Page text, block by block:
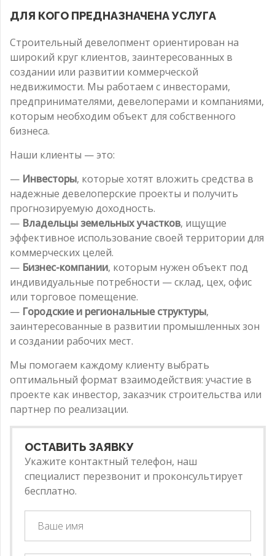
ДЛЯ КОГО ПРЕДНАЗНАЧЕНА УСЛУГА
Строительный девелопмент ориентирован на
широкий круг клиентов, заинтересованных в
создании или развитии коммерческой
недвижимости. Мы работаем с инвесторами,
предпринимателями, девелоперами и компаниями,
которым необходим объект для собственного
бизнеса.
Наши клиенты — это:
— Инвесторы, которые хотят вложить средства в
надежные девелоперские проекты и получить
прогнозируемую доходность.
— Владельцы земельных участков, ищущие
эффективное использование своей территории для
коммерческих целей.
— Бизнес-компании, которым нужен объект под
индивидуальные потребности — склад, цех, офис
или торговое помещение.
— Городские и региональные структуры,
заинтересованные в развитии промышленных зон
и создании рабочих мест.
Мы помогаем каждому клиенту выбрать
оптимальный формат взаимодействия: участие в
проекте как инвестор, заказчик строительства или
партнер по реализации.
ОСТАВИТЬ ЗАЯВКУ
Укажите контактный телефон, наш
специалист перезвонит и проконсультирует
бесплатно.